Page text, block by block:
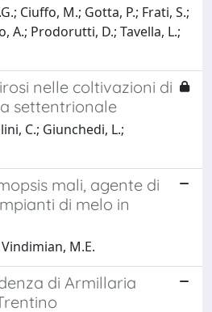
Ciuffo, M.; Gotta, P.; Frati, S.;
A.; Prodorutti, D.; Tavella, L.;
nelle coltivazioni di
settentrionale
C.; Giunchedi, L.;
mali, agente di
di melo in
M.E.
di Armillaria